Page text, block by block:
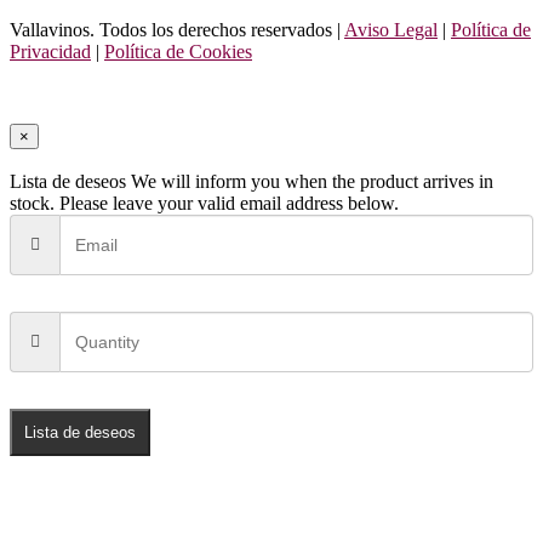
Vallavinos. Todos los derechos reservados | Aviso Legal | Política de
Privacidad | Política de Cookies
×
Lista de deseos We will inform you when the product arrives in
stock. Please leave your valid email address below.
Lista de deseos